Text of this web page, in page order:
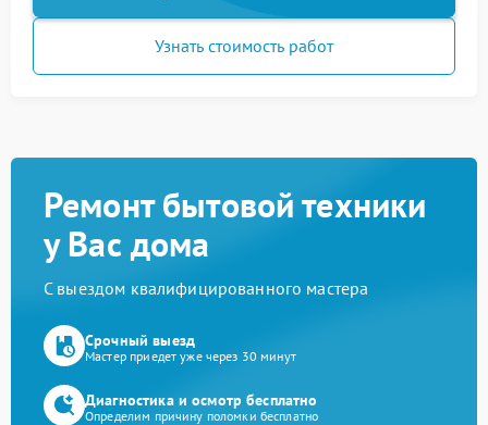
Узнать стоимость работ
Ремонт бытовой техники
у Вас дома
С выездом квалифицированного мастера
Срочный выезд
Мастер приедет уже через 30 минут
Диагностика и осмотр бесплатно
Определим причину поломки бесплатно